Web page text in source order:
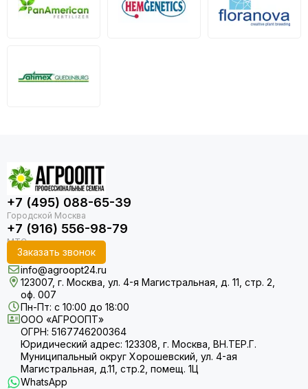
+7 (495) 088-65-39
+7 (916) 556-98-79
Заказать звонок
info@agroopt24.ru
123007, г. Москва, ул. 4-я Магистральная, д. 11, стр. 2,
оф. 007
Пн-Пт: с 10:00 до 18:00
ООО «АГРООПТ»
ОГРН: 5167746200364
Юридический адрес: 123308, г. Москва, ВН.ТЕР.Г.
Муниципальный округ Хорошевский, ул. 4-ая
Магистральная, д.11, стр.2, помещ. 1Ц
WhatsApp